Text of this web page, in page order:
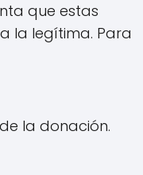
que estas
la legítima. Para
la donación.